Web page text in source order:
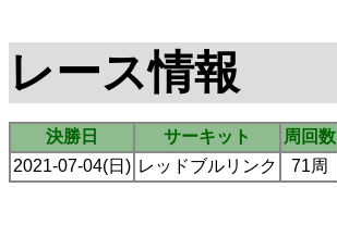
レース情報
決勝日 サーキット 周回数
2021-07-04(日) レッドブルリンク 71周